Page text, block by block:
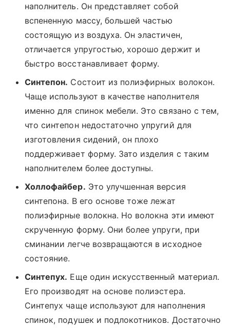
наполнитель. Он представляет собой
вспененную массу, большей частью
состоящую из воздуха. Он эластичен,
отличается упругостью, хорошо держит и
быстро восстанавливает форму.
Синтепон. Состоит из полиэфирных волокон.
Чаще используют в качестве наполнителя
именно для спинок мебели. Это связано с тем,
что синтепон недостаточно упругий для
изготовления сидений, он плохо
поддерживает форму. Зато изделия с таким
наполнителем более доступны.
Холлофайбер. Это улучшенная версия
синтепона. В его основе тоже лежат
полиэфирные волокна. Но волокна эти имеют
скрученную форму. Они более упруги, при
сминании легче возвращаются в исходное
состояние.
Синтепух. Еще один искусственный материал.
Его производят на основе полиэстера.
Синтепух чаще используют для наполнения
спинок, подушек и подлокотников. Достаточно